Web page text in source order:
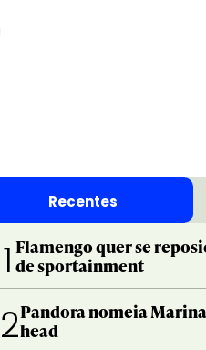
Recentes
1 Flamengo quer se
de sportainment
2Pandora nomeia
head